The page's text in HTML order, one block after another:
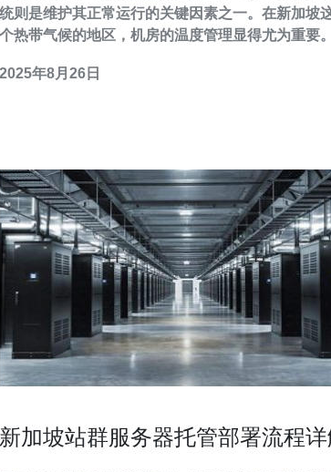
统则是维护其正常运行的关键因素之一。在新加坡
个热带气候的地区，机房的温度管理显得尤为重要
兼顾成本的最便宜性，成为许多企业面临的一大挑战
2025年8月26日
新加坡站群服务器托管部署流程详